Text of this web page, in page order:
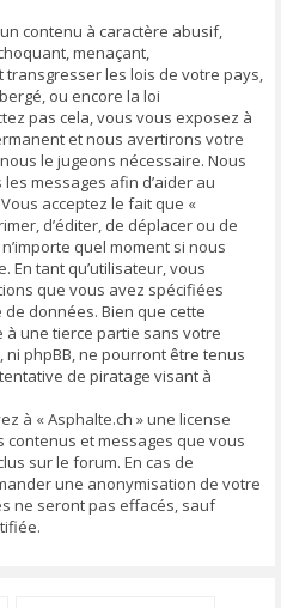
contenu à caractère abusif,
menaçant,
les lois de votre pays,
ou encore la loi
pas cela, vous vous exposez à
et nous avertirons votre
le jugeons nécessaire. Nous
messages afin d’aider au
acceptez le fait que «
d’éditer, de déplacer ou de
quel moment si nous
En tant qu’utilisateur, vous
que vous avez spécifiées
données. Bien que cette
une tierce partie sans votre
ni phpBB, ne pourront être tenus
de piratage visant à
à « Asphalte.ch » une license
et messages que vous
sur le forum. En cas de
une anonymisation de votre
ne seront pas effacés, sauf